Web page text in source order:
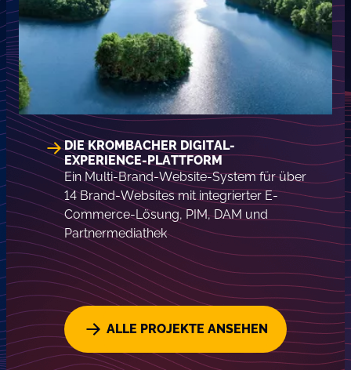
DIE KROMBACHER DIGITAL-
EXPERIENCE-PLATTFORM
Ein Multi-Brand-Website-System für über
14 Brand-Websites mit integrierter E-
Commerce-Lösung, PIM, DAM und
Partnermediathek
ALLE PROJEKTE ANSEHEN